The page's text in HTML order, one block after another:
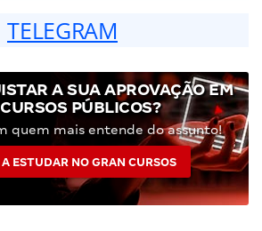
TELEGRAM
A SUA APROVAÇÃO EM
PÚBLICOS?
quem mais entende do assunto!
ESTUDAR NO GRAN CURSOS